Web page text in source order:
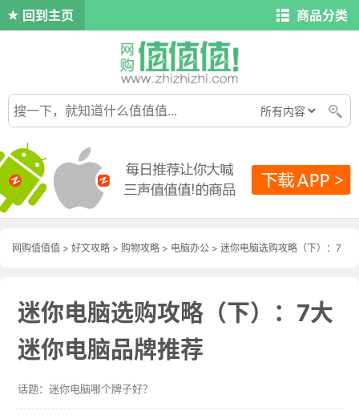
回到主页 商品分类
网购值值值 > 好文攻略 > 购物攻略 > 电脑办公 > 迷你电脑选购攻略（下）：7
迷你电脑选购攻略（下）：7大
迷你电脑品牌推荐
迷你电脑哪个牌子好？